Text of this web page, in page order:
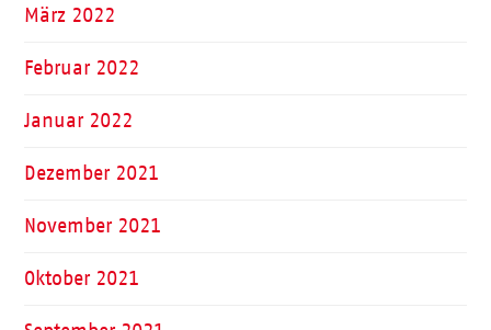
März 2022
Februar 2022
Januar 2022
Dezember 2021
November 2021
Oktober 2021